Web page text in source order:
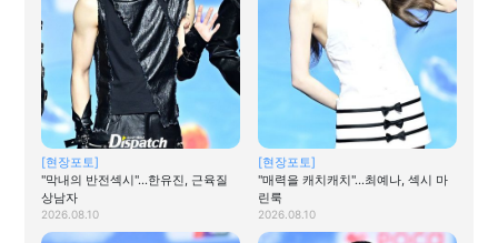
[현장포토]
"막내의 반전섹시"…한유진, 근육질
상남자
2026.08.10
[현장포토]
"매력을 캐치캐치"…최예나, 섹시 마
린룩
2026.08.10